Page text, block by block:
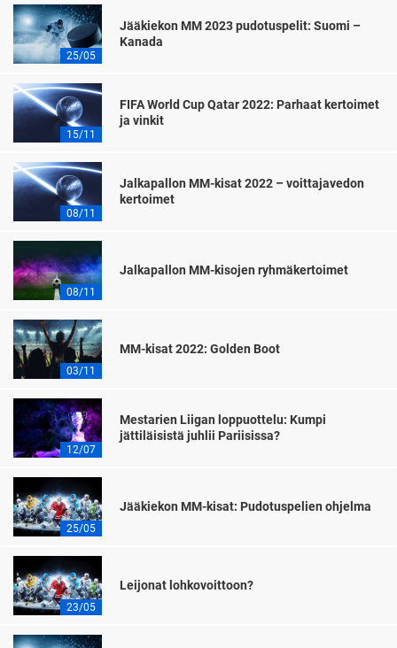
25/05
Jääkiekon MM 2023 pudotuspelit: Suomi –
Kanada
15/11
FIFA World Cup Qatar 2022: Parhaat kertoimet
ja vinkit
08/11
Jalkapallon MM-kisat 2022 – voittajavedon
kertoimet
08/11
Jalkapallon MM-kisojen ryhmäkertoimet
03/11
MM-kisat 2022: Golden Boot
12/07
Mestarien Liigan loppuottelu: Kumpi
jättiläisistä juhlii Pariisissa?
25/05
Jääkiekon MM-kisat: Pudotuspelien ohjelma
23/05
Leijonat lohkovoittoon?